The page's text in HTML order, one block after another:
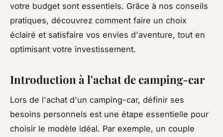
votre budget sont essentiels. Grâce à nos conseils
pratiques, découvrez comment faire un choix
éclairé et satisfaire vos envies d'aventure, tout en
optimisant votre investissement.
Introduction à l'achat de camping-car
Lors de l'achat d'un camping-car, définir ses
besoins personnels est une étape essentielle pour
choisir le modèle idéal. Par exemple, un couple